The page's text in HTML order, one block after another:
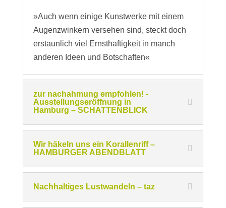
»Auch wenn einige Kunstwerke mit einem
Augenzwinkern versehen sind, steckt doch
erstaunlich viel Ernsthaftigkeit in manch
anderen Ideen und Botschaften«
zur nachahmung empfohlen! -
Ausstellungseröffnung in
Hamburg – SCHATTENBLICK
Wir häkeln uns ein Korallenriff –
HAMBURGER ABENDBLATT
Nachhaltiges Lustwandeln – taz